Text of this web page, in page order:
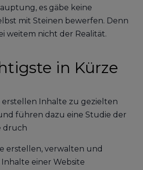
es gäbe keine
mit Steinen bewerfen. Denn
weitem nicht der Realität.
in Kürze
erstellen Inhalte zu gezielten
führen dazu eine Studie der
druch
erstellen, verwalten und
einer Website